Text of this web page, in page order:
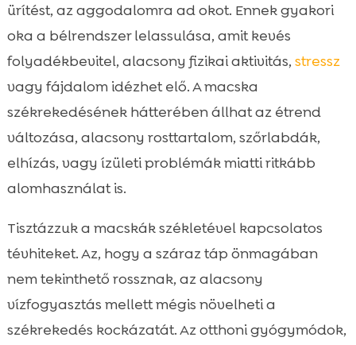
ürítést, az aggodalomra ad okot. Ennek gyakori
oka a bélrendszer lelassulása, amit kevés
folyadékbevitel, alacsony fizikai aktivitás, stressz
vagy fájdalom idézhet elő. A macska
székrekedésének hátterében állhat az étrend
változása, alacsony rosttartalom, szőrlabdák,
elhízás, vagy ízületi problémák miatti ritkább
alomhasználat is.
Tisztázzuk a macskák székletével kapcsolatos
tévhiteket. Az, hogy a száraz táp önmagában
nem tekinthető rossznak, az alacsony
vízfogyasztás mellett mégis növelheti a
székrekedés kockázatát. Az otthoni gyógymódok,